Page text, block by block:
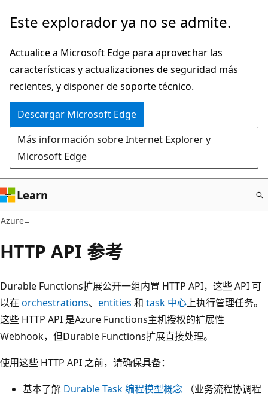
Ir
contenido
principal
Este explorador ya no se admite.
Actualice a Microsoft Edge para aprovechar las
características y actualizaciones de seguridad más
recientes, y disponer de soporte técnico.
Descargar Microsoft Edge
Más información sobre Internet Explorer y
Microsoft Edge
Learn
Azure
HTTP API 参考
Durable Functions扩展公开一组内置 HTTP API，这些 API 可
以在 orchestrations、 entities 和 task 中心上执行管理任务。
这些 HTTP API 是Azure Functions主机授权的扩展性
Webhook，但Durable Functions扩展直接处理。
使用这些 HTTP API 之前，请确保具备：
基本了解 Durable Task 编程模型概念 （业务流程协调程